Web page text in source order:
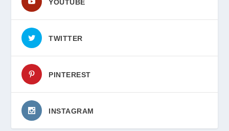
YOUTUBE
TWITTER
PINTEREST
INSTAGRAM